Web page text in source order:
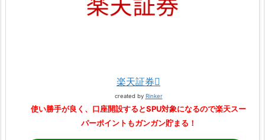
楽天証券
created by Rinker
使い勝手が良く、口座開設するとSPU対象になるので楽天スー
パーポイントもガンガン貯まる！